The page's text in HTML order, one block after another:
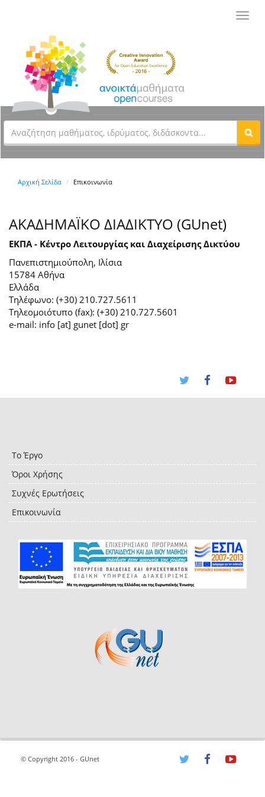
Αρχική Σελίδα Επικοινωνία
ΑΚΑΔΗΜΑΪΚΟ ΔΙΑΔΙΚΤΥΟ (GUnet)
ΕΚΠΑ - Κέντρο Λειτουργίας και Διαχείρισης Δικτύου
Πανεπιστημιούπολη, Ιλίσια
15784 Αθήνα
Ελλάδα
Τηλέφωνο: (+30) 210.727.5611
Τηλεομοιότυπο (fax): (+30) 210.727.5601
e-mail: info [at] gunet [dot] gr
Το Έργο
Όροι Χρήσης
Συχνές Ερωτήσεις
Επικοινωνία
© Copyright 2016 - GUnet